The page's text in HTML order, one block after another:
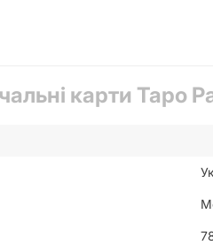
карти Таро